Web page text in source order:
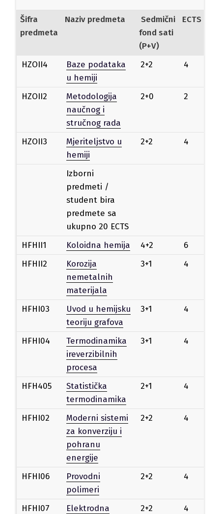
Šifra
predmeta
Naziv predmeta
Sedmični
fond sati
(P+V)
ECTS
HZOII4
Baze podataka
u hemiji
2+2 4
HZOII2
Metodologija
naučnog i
stručnog rada
2+0 2
HZOII3
Mjeriteljstvo u
hemiji
2+2 4
Izborni
predmeti /
student bira
predmete sa
ukupno 20 ECTS
HFHII1
Koloidna hemija 4+2 6
HFHII2
Korozija
nemetalnih
materijala
3+1 4
HFHI03
Uvod u hemijsku
teoriju grafova
3+1 4
HFHI04
Termodinamika
ireverzibilnih
procesa
3+1 4
HFH405
Statistička
termodinamika
2+1 4
HFHI02
Moderni sistemi
za konverziju i
pohranu
energije
2+2 4
HFHI06
Provodni
polimeri
2+2 4
HFHI07
Elektrodna
2+2 4